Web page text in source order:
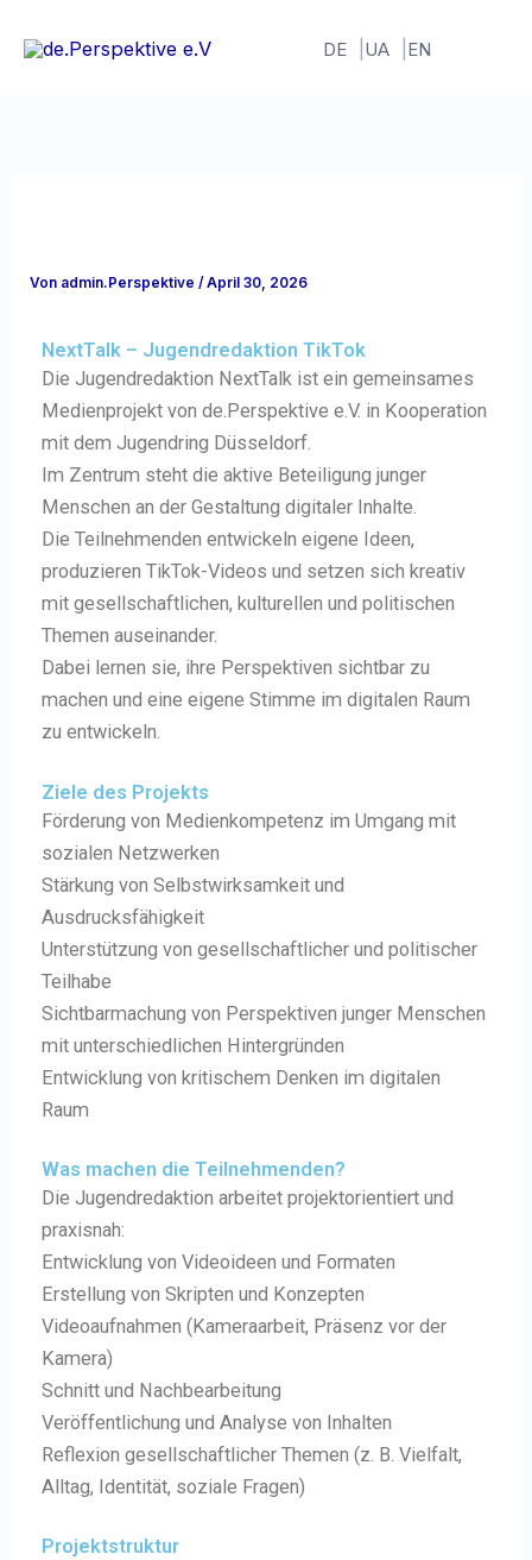
Inhalt
DE UA EN
Von admin.Perspektive/April 30, 2026
NextTalk – Jugendredaktion TikTok
Die Jugendredaktion NextTalk ist ein gemeinsames
Medienprojekt von de.Perspektive e.V. in Kooperation
mit dem Jugendring Düsseldorf.
Im Zentrum steht die aktive Beteiligung junger
Menschen an der Gestaltung digitaler Inhalte.
Die Teilnehmenden entwickeln eigene Ideen,
produzieren TikTok-Videos und setzen sich kreativ
mit gesellschaftlichen, kulturellen und politischen
Themen auseinander.
Dabei lernen sie, ihre Perspektiven sichtbar zu
machen und eine eigene Stimme im digitalen Raum
zu entwickeln.
Ziele des Projekts
Förderung von Medienkompetenz im Umgang mit
sozialen Netzwerken
Stärkung von Selbstwirksamkeit und
Ausdrucksfähigkeit
Unterstützung von gesellschaftlicher und politischer
Teilhabe
Sichtbarmachung von Perspektiven junger Menschen
mit unterschiedlichen Hintergründen
Entwicklung von kritischem Denken im digitalen
Raum
Was machen die Teilnehmenden?
Die Jugendredaktion arbeitet projektorientiert und
praxisnah:
Entwicklung von Videoideen und Formaten
Erstellung von Skripten und Konzepten
Videoaufnahmen (Kameraarbeit, Präsenz vor der
Kamera)
Schnitt und Nachbearbeitung
Veröffentlichung und Analyse von Inhalten
Reflexion gesellschaftlicher Themen (z. B. Vielfalt,
Alltag, Identität, soziale Fragen)
Projektstruktur